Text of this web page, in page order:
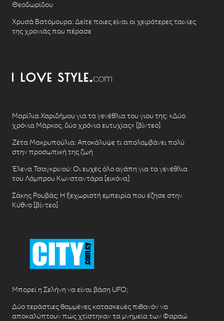
Θεοδωρίδου
Χρυσά Βατόμουρα: Δείτε ποιες είναι οι χειρότερες ταινίες
της χρονιάς που πέρασε
Μαρίλια Χαριδήμου για τα γενέθλια του γιου της: «Δύο
χρόνια Μάρκος, δύο χρόνια ευτυχίας» [βίντεο]
Ζέτα Μακρυπούλια: Αποκάλυψε τι απολαμβάνει πολύ
στην προσωπική της ζωή
Έλενα Τσαγκρινού: Οι ευχές όλο αγάπη για τα γενέθλια
του Λάμπρου Κωνσταντάρα [εικόνα]
Σάκης Ρουβάς: Η ξεχωριστή εμπειρία που έζησε στην
Κύθνο [βίντεο]
Μπορεί η Σελήνη να είναι βάση UFO;
Δύο τεράστιες θαμμένες κατασκευές πιθανόν να
αποκαλύπτουν πώς χτίστηκαν τα μνημεία των Φαραώ